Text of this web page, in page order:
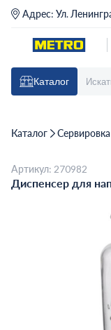
Адрес:
Каталог
Каталог
Артикул: 270982
Диспенсер для